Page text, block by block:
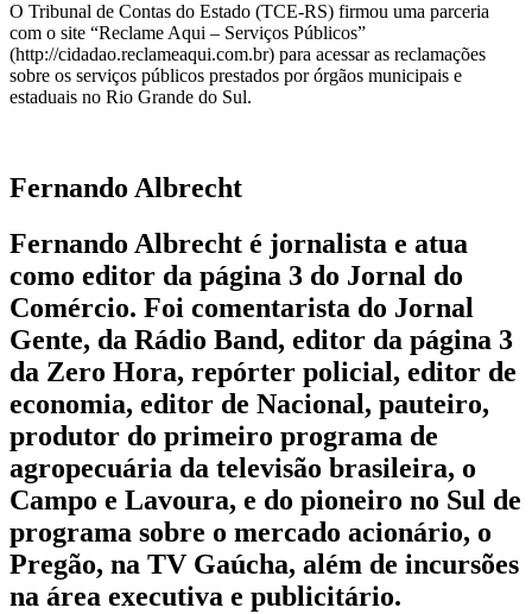
O Tribunal de Contas do Estado (TCE-RS) firmou uma parceria
com o site “Reclame Aqui – Serviços Públicos”
(http://cidadao.reclameaqui.com.br) para acessar as reclamações
sobre os serviços públicos prestados por órgãos municipais e
estaduais no Rio Grande do Sul.
Fernando Albrecht
Fernando Albrecht é jornalista e atua
como editor da página 3 do Jornal do
Comércio. Foi comentarista do Jornal
Gente, da Rádio Band, editor da página 3
da Zero Hora, repórter policial, editor de
economia, editor de Nacional, pauteiro,
produtor do primeiro programa de
agropecuária da televisão brasileira, o
Campo e Lavoura, e do pioneiro no Sul de
programa sobre o mercado acionário, o
Pregão, na TV Gaúcha, além de incursões
na área executiva e publicitário.